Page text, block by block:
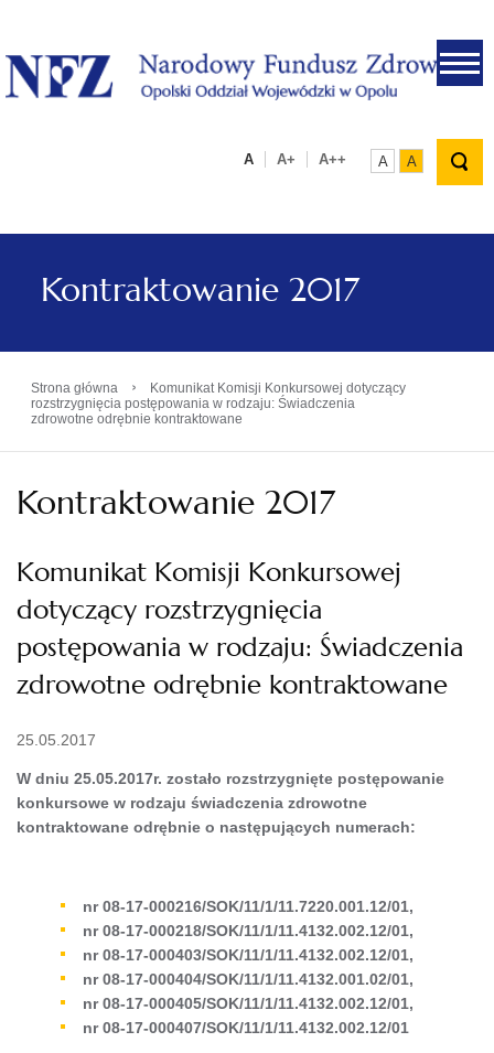
.
A A+ A++ A A
Kontraktowanie 2017
Strona główna ›
Komunikat Komisji Konkursowej dotyczący
rozstrzygnięcia postępowania w rodzaju: Świadczenia
zdrowotne odrębnie kontraktowane
Kontraktowanie 2017
Komunikat Komisji Konkursowej
dotyczący rozstrzygnięcia
postępowania w rodzaju: Świadczenia
zdrowotne odrębnie kontraktowane
25.05.2017
W dniu 25.05.2017r. zostało rozstrzygnięte postępowanie
konkursowe w rodzaju świadczenia zdrowotne
kontraktowane odrębnie o następujących numerach:
nr 08-17-000216/SOK/11/1/11.7220.001.12/01,
nr 08-17-000218/SOK/11/1/11.4132.002.12/01,
nr 08-17-000403/SOK/11/1/11.4132.002.12/01,
nr 08-17-000404/SOK/11/1/11.4132.001.02/01,
nr 08-17-000405/SOK/11/1/11.4132.002.12/01,
nr 08-17-000407/SOK/11/1/11.4132.002.12/01